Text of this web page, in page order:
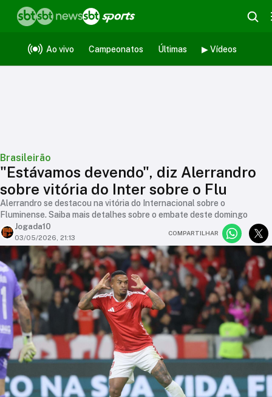
Ao vivo Campeonatos Últimas ▶ Vídeos
Brasileirão
"Estávamos devendo", diz Alerrandro
sobre vitória do Inter sobre o Flu
Alerrandro se destacou na vitória do Internacional sobre o
Fluminense. Saiba mais detalhes sobre o embate deste domingo
Jogada10
03/05/2026, 21:13
COMPARTILHAR